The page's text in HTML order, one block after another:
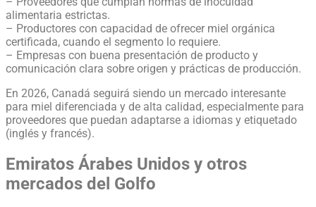
alimentaria estrictas.
– Productores con capacidad de ofrecer miel orgánica
certificada, cuando el segmento lo requiere.
– Empresas con buena presentación de producto y
comunicación clara sobre origen y prácticas de producción.
En 2026, Canadá seguirá siendo un mercado interesante
para miel diferenciada y de alta calidad, especialmente para
proveedores que puedan adaptarse a idiomas y etiquetado
(inglés y francés).
Emiratos Árabes Unidos y otros
mercados del Golfo